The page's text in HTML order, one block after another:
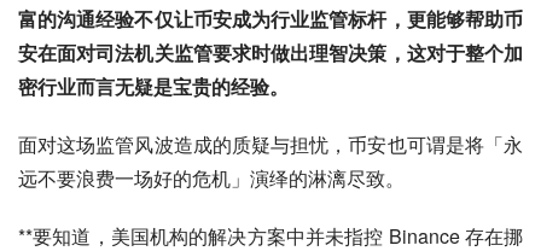
富的沟通经验不仅让币安成为行业监管标杆，更能够帮助币
安在面对司法机关监管要求时做出理智决策，这对于整个加
密行业而言无疑是宝贵的经验。
面对这场监管风波造成的质疑与担忧，币安也可谓是将「永
远不要浪费一场好的危机」演绎的淋漓尽致。
**要知道，美国机构的解决方案中并未指控 Binance 存在挪